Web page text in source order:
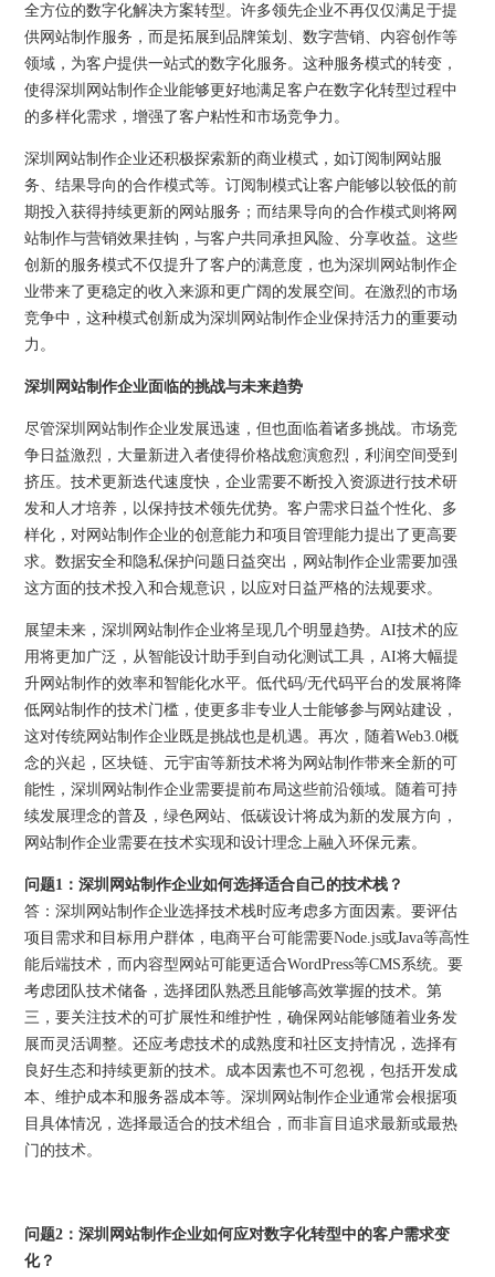
全方位的数字化解决方案转型。许多领先企业不再仅仅满足于提
供网站制作服务，而是拓展到品牌策划、数字营销、内容创作等
领域，为客户提供一站式的数字化服务。这种服务模式的转变，
使得深圳网站制作企业能够更好地满足客户在数字化转型过程中
的多样化需求，增强了客户粘性和市场竞争力。
深圳网站制作企业还积极探索新的商业模式，如订阅制网站服
务、结果导向的合作模式等。订阅制模式让客户能够以较低的前
期投入获得持续更新的网站服务；而结果导向的合作模式则将网
站制作与营销效果挂钩，与客户共同承担风险、分享收益。这些
创新的服务模式不仅提升了客户的满意度，也为深圳网站制作企
业带来了更稳定的收入来源和更广阔的发展空间。在激烈的市场
竞争中，这种模式创新成为深圳网站制作企业保持活力的重要动
力。
深圳网站制作企业面临的挑战与未来趋势
尽管深圳网站制作企业发展迅速，但也面临着诸多挑战。市场竞
争日益激烈，大量新进入者使得价格战愈演愈烈，利润空间受到
挤压。技术更新迭代速度快，企业需要不断投入资源进行技术研
发和人才培养，以保持技术领先优势。客户需求日益个性化、多
样化，对网站制作企业的创意能力和项目管理能力提出了更高要
求。数据安全和隐私保护问题日益突出，网站制作企业需要加强
这方面的技术投入和合规意识，以应对日益严格的法规要求。
展望未来，深圳网站制作企业将呈现几个明显趋势。AI技术的应
用将更加广泛，从智能设计助手到自动化测试工具，AI将大幅提
升网站制作的效率和智能化水平。低代码/无代码平台的发展将降
低网站制作的技术门槛，使更多非专业人士能够参与网站建设，
这对传统网站制作企业既是挑战也是机遇。再次，随着Web3.0概
念的兴起，区块链、元宇宙等新技术将为网站制作带来全新的可
能性，深圳网站制作企业需要提前布局这些前沿领域。随着可持
续发展理念的普及，绿色网站、低碳设计将成为新的发展方向，
网站制作企业需要在技术实现和设计理念上融入环保元素。
问题1：深圳网站制作企业如何选择适合自己的技术栈？
答：深圳网站制作企业选择技术栈时应考虑多方面因素。要评估
项目需求和目标用户群体，电商平台可能需要Node.js或Java等高性
能后端技术，而内容型网站可能更适合WordPress等CMS系统。要
考虑团队技术储备，选择团队熟悉且能够高效掌握的技术。第
三，要关注技术的可扩展性和维护性，确保网站能够随着业务发
展而灵活调整。还应考虑技术的成熟度和社区支持情况，选择有
良好生态和持续更新的技术。成本因素也不可忽视，包括开发成
本、维护成本和服务器成本等。深圳网站制作企业通常会根据项
目具体情况，选择最适合的技术组合，而非盲目追求最新或最热
门的技术。
问题2：深圳网站制作企业如何应对数字化转型中的客户需求变
化？